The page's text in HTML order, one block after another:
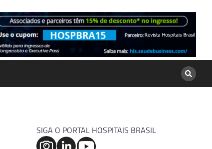
SIGA O PORTAL HOSPITAIS BRASIL